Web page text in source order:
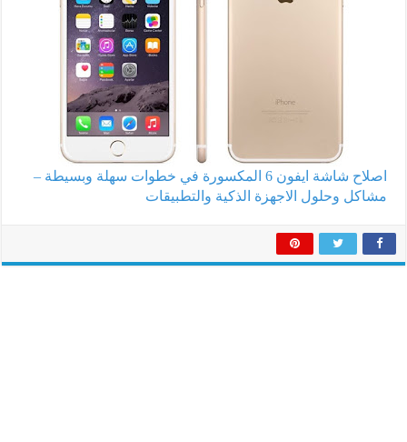
اصلاح شاشة ايفون 6 المكسورة في خطوات سهلة وبسيطة –
مشاكل وحلول الاجهزة الذكية والتطبيقات